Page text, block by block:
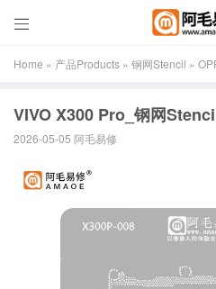

Home » 产品Products » 钢网Stencil »
VIVO X300 Pro_钢网
2026-05-05 阿毛易修